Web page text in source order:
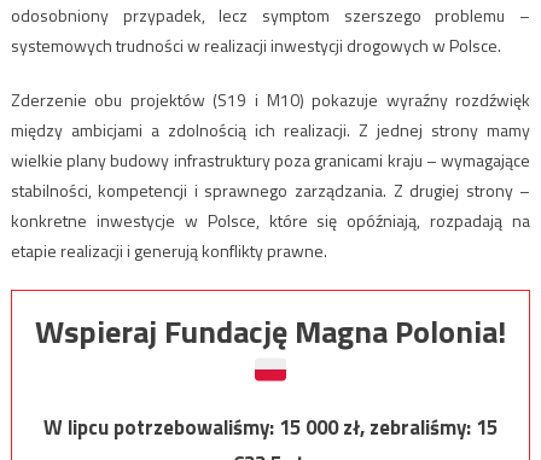
odosobniony przypadek, lecz symptom szerszego problemu –
systemowych trudności w realizacji inwestycji drogowych w Polsce.
Zderzenie obu projektów (S19 i M10) pokazuje wyraźny rozdźwięk
między ambicjami a zdolnością ich realizacji. Z jednej strony mamy
wielkie plany budowy infrastruktury poza granicami kraju – wymagające
stabilności, kompetencji i sprawnego zarządzania. Z drugiej strony –
konkretne inwestycje w Polsce, które się opóźniają, rozpadają na
etapie realizacji i generują konflikty prawne.
Wspieraj Fundację Magna Polonia!
W lipcu potrzebowaliśmy:15 000zł, zebraliśmy:15